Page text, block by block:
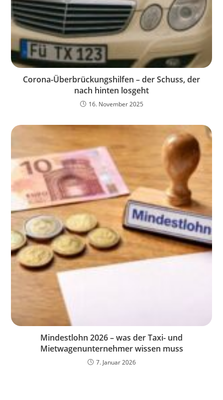
Corona-Überbrückungshilfen – der Schuss, der
nach hinten losgeht
16. November 2025
Mindestlohn 2026 – was der Taxi- und
Mietwagenunternehmer wissen muss
7. Januar 2026